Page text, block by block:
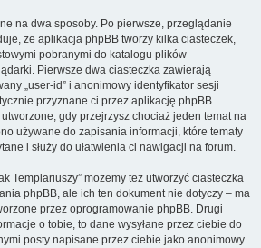
na dwa sposoby. Po pierwsze, przeglądanie
że aplikacja phpBB tworzy kilka ciasteczek,
pobranymi do katalogu plików
Pierwsze dwa ciasteczka zawierają
„user-id” i anonimowy identyfikator sesji
przyznane ci przez aplikację phpBB.
gdy przejrzysz chociaż jeden temat na
używane do zapisania informacji, które tematy
i służy do ułatwienia ci nawigacji na forum.
Templariuszy” możemy też utworzyć ciasteczka
phpBB, ale ich ten dokument nie dotyczy – ma
przez oprogramowanie phpBB. Drugi
o tobie, to dane wysyłane przez ciebie do
posty napisane przez ciebie jako anonimowy